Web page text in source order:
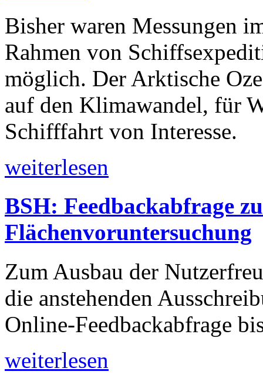
Bisher waren Messungen
Rahmen von
möglich. Der Arktische
auf den Klimawandel, für
Schifffahrt von Interesse.
weiterlesen
BSH: Feedbackabfrage
Flächenvoruntersuchung
Zum Ausbau der
die anstehenden
Online-Feedbackabfrage
weiterlesen